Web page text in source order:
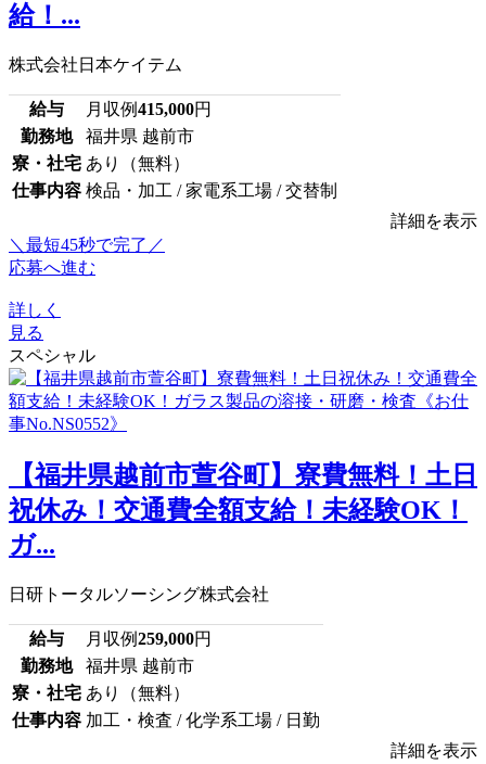
給！...
株式会社日本ケイテム
給与 月収例415,000円
勤務地
福井県 越前市
寮・社宅 あり（無料）
仕事内容 検品・加工 / 家電系工場 / 交替制
詳細を表示
＼最短45秒で完了／
応募へ進む
詳しく
見る
スペシャル
【福井県越前市萱谷町】寮費無料！土日
祝休み！交通費全額支給！未経験OK！
ガ...
日研トータルソーシング株式会社
給与 月収例259,000円
勤務地
福井県 越前市
寮・社宅 あり（無料）
仕事内容 加工・検査 / 化学系工場 / 日勤
詳細を表示